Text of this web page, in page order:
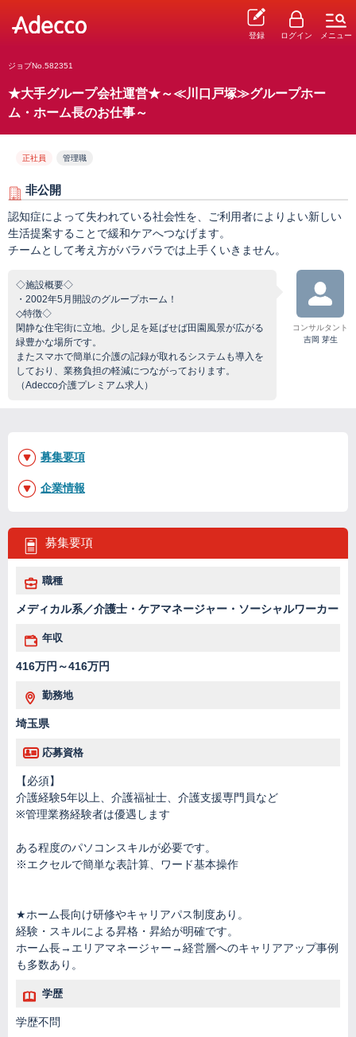
登録 ログイン メニュー
ジョブNo.582351
★大手グループ会社運営★～≪川口戸塚≫グループホー
ム・ホーム長のお仕事～
正社員 管理職
非公開
認知症によって失われている社会性を、ご利用者によりよい新しい
生活提案することで緩和ケアへつなげます。
チームとして考え方がバラバラでは上手くいきません。
◇施設概要◇
・2002年5月開設のグループホーム！
◇特徴◇
閑静な住宅街に立地。少し足を延ばせば田園風景が広がる
緑豊かな場所です。
またスマホで簡単に介護の記録が取れるシステムも導入を
しており、業務負担の軽減につながっております。
（Adecco介護プレミアム求人）
コンサルタント
吉岡 芽生
募集要項
職種
メディカル系／介護士・ケアマネージャー・ソーシャルワーカー
年収
416万円～416万円
勤務地
埼玉県
応募資格
【必須】
介護経験5年以上、介護福祉士、介護支援専門員など
※管理業務経験者は優遇します
ある程度のパソコンスキルが必要です。
※エクセルで簡単な表計算、ワード基本操作
★ホーム長向け研修やキャリアパス制度あり。
経験・スキルによる昇格・昇給が明確です。
ホーム長→エリアマネージャー→経営層へのキャリアアップ事例
も多数あり。
学歴
学歴不問
募集要項
企業情報